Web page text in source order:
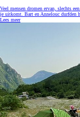
Veel mensen dromen ervan, slechts
je uitkomt. Bart en Annelouc durfden
Lees meer